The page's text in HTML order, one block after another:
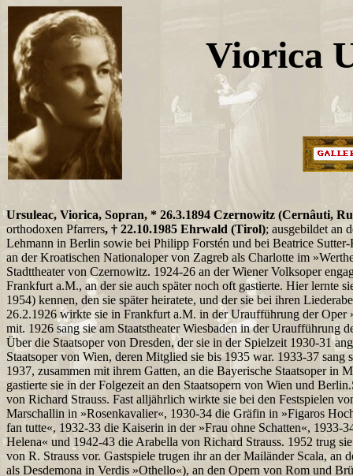
Viorica
Ursuleac, Viorica, Sopran, * 26.3.1894 Czernowitz (Cernâuti,
orthodoxen Pfarrers, † 22.10.1985 Ehrwald (Tirol); ausgebildet an
Lehmann in Berlin sowie bei Philipp Forstén und bei Beatrice
an der Kroatischen Nationaloper von Zagreb als Charlotte im
Stadttheater von Czernowitz. 1924-26 an der Wiener Volksoper
Frankfurt a.M., an der sie auch später noch oft gastierte. Hier lernte
1954) kennen, den sie später heiratete, und der sie bei ihren
26.2.1926 wirkte sie in Frankfurt a.M. in der Uraufführung der Oper
mit. 1926 sang sie am Staatstheater Wiesbaden in der Uraufführung
Über die Staatsoper von Dresden, der sie in der Spielzeit 1930-31
Staatsoper von Wien, deren Mitglied sie bis 1935 war. 1933-37 sang
1937, zusammen mit ihrem Gatten, an die Bayerische Staatsoper in
gastierte sie in der Folgezeit an den Staatsopern von Wien und
von Richard Strauss. Fast alljährlich wirkte sie bei den Festspielen
Marschallin in »Rosenkavalier«, 1930-34 die Gräfin in »Figaros
fan tutte«, 1932-33 die Kaiserin in der »Frau ohne Schatten«, 1933-
Helena« und 1942-43 die Arabella von Richard Strauss. 1952 trug
von R. Strauss vor. Gastspiele trugen ihr an der Mailänder Scala, an
als Desdemona in Verdis »Othello«), an den Opern von Rom und